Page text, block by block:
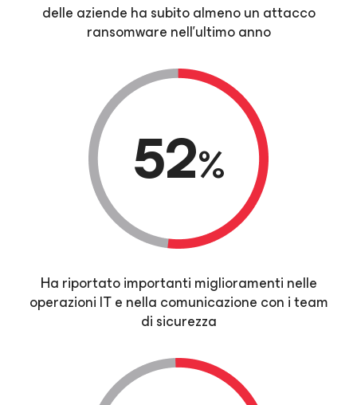
delle aziende ha subito almeno un attacco
ransomware nell'ultimo anno
52%
Ha riportato importanti miglioramenti nelle
operazioni IT e nella comunicazione con i team
di sicurezza